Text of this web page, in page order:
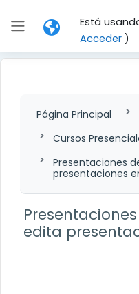
Panel lateral
Está
Acceder)
Página Principal
Cursos
Presentaciones
presentaciones
edita